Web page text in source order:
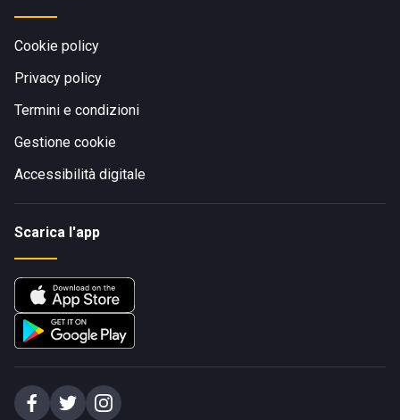
Cookie policy
Privacy policy
Termini e condizioni
Gestione cookie
Accessibilità digitale
Scarica l'app